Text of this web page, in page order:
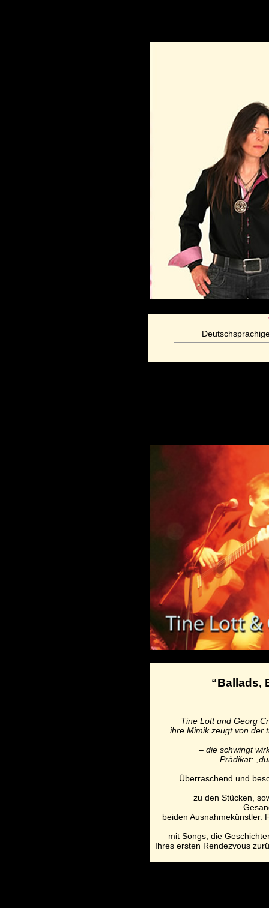
“Ballads,
Tine Lott und Georg
ihre Mimik zeugt von der
– die schwingt
Prädikat:
Überraschend und
zu den Stücken,
beiden Ausnahmekünstler.
mit Songs, die
Ihres ersten Rendezvous